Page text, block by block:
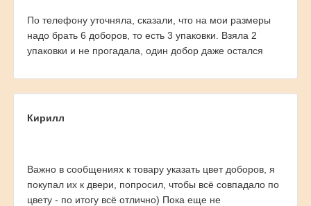
По телефону уточняла, сказали, что на мои размеры
надо брать 6 доборов, то есть 3 упаковки. Взяла 2
упаковки и не прогадала, один добор даже остался
Кирилл
Важно в сообщениях к товару указать цвет доборов, я
покупал их к двери, попросил, чтобы всё совпадало по
цвету - по итогу всё отлично) Пока еще не